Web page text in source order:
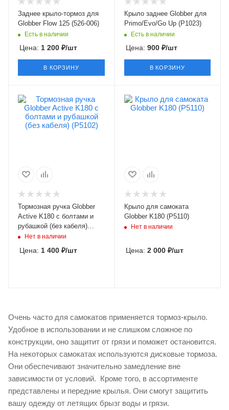
Заднее крыло-тормоз для
Globber Flow 125 (526-006)
Есть в наличии
Цена: 1 200 ₽/шт
В КОРЗИНУ
Крыло заднее Globber для
Primo/Evo/Go Up (P1023)
Есть в наличии
Цена: 900₽/шт
В КОРЗИНУ
Тормозная ручка Globber
Active K180 с болтами и
рубашкой (без кабеля)
(P5102)
Нет в наличии
Цена: 1 400 ₽/шт
Крыло для самоката
Globber K180 (P5110)
Нет в наличии
Цена: 2 000₽/шт
Очень часто для самокатов применяется тормоз-крыло.
Удобное в использовании и не слишком сложное по
конструкции, оно защитит от грязи и поможет остановится.
На некоторых самокатах используются дисковые тормоза.
Они обеспечивают значительно замедление вне
зависимости от условий. Кроме того, в ассортименте
представлены и передние крылья. Они смогут защитить
вашу одежду от летящих брызг воды и грязи.